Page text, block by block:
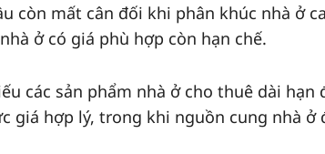
còn mất cân đối khi phân khúc nhà ở
ở có giá phù hợp còn hạn chế.
các sản phẩm nhà ở cho thuê dài hạn
giá hợp lý, trong khi nguồn cung nhà ở